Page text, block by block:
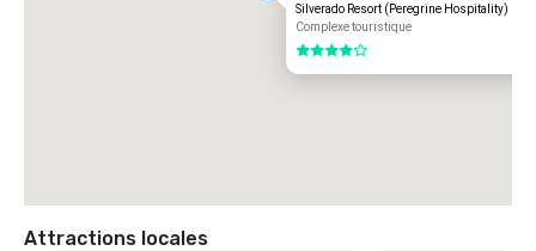
Silverado Resort (Peregrine Hospitality)
Complexe touristique
4 sur 5
Attractions locales